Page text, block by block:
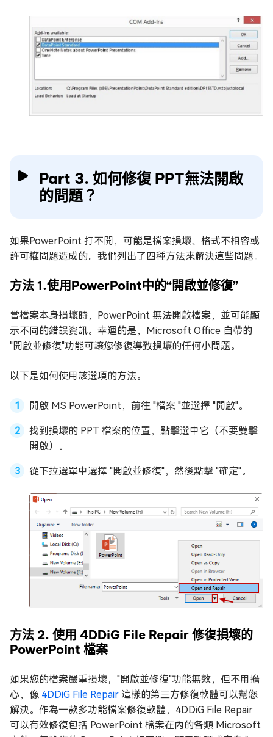
Part 3. 如何修復 PPT無法開啟
的問題？
如果PowerPoint 打不開，可能是檔案損壞、格式不相容或
許可權問題造成的。我們列出了四種方法來解決這些問題。
方法 1.使用PowerPoint中的“開啟並修復”
當檔案本身損壞時，PowerPoint 無法開啟檔案，並可能顯
示不同的錯誤資訊。幸運的是，Microsoft Office 自帶的
"開啟並修復"功能可讓您修復導致損壞的任何小問題。
以下是如何使用該選項的方法。
開啟 MS PowerPoint，前往 "檔案 "並選擇 "開啟"。
找到損壞的 PPT 檔案的位置，點擊選中它（不要雙擊
開啟）。
從下拉選單中選擇 "開啟並修復"，然後點擊 "確定"。
方法 2. 使用 4DDiG File Repair 修復損壞的
PowerPoint 檔案
如果您的檔案嚴重損壞，"開啟並修復"功能無效，但不用擔
心，像 4DDiG File Repair 這樣的第三方修復軟體可以幫您
解決。作為一款多功能檔案修復軟體，4DDiG File Repair
可以有效修復包括 PowerPoint 檔案在內的各類 Microsoft